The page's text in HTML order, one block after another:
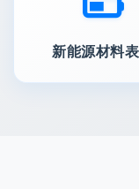
新能源材料